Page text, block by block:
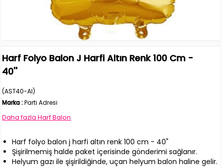
Harf Folyo Balon J Harfi Altın Renk 100 Cm -
40''
(AST40-AI)
Marka : Parti Adresi
Daha fazlaHarf Balon
Harf folyo balon j harfi altın renk 100 cm - 40"
Şişirilmemiş halde paket içerisinde gönderimi sağlanır.
Helyum gazı ile şişirildiğinde, uçan helyum balon haline gelir.